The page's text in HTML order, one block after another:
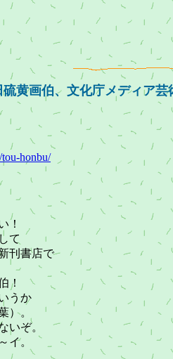
黄画伯、文化庁メディア
honbu/
！
て
刊書店で
！
うか
）。
いぞ。
イ。